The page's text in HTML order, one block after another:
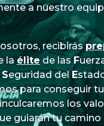
a nuestro
recibirás
la élite de las
Seguridad del
para conseguir
los
guiarán tu